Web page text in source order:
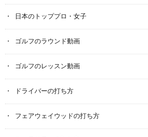
日本のトッププロ・女子
ゴルフのラウンド動画
ゴルフのレッスン動画
ドライバーの打ち方
フェアウェイウッドの打ち方